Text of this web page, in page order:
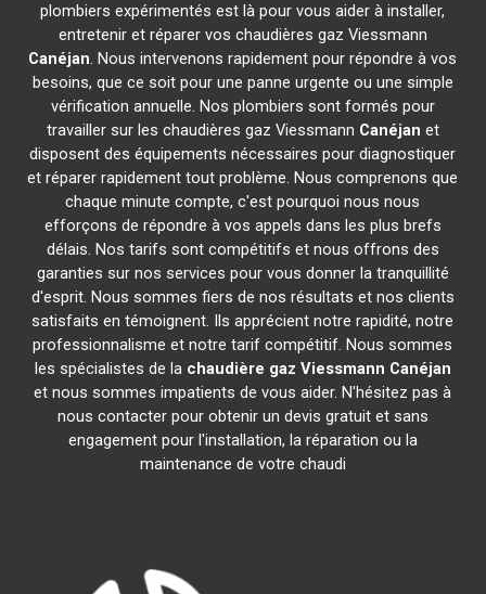
plombiers expérimentés est là pour vous aider à installer,
entretenir et réparer vos chaudières gaz Viessmann
Canéjan. Nous intervenons rapidement pour répondre à vos
besoins, que ce soit pour une panne urgente ou une simple
vérification annuelle. Nos plombiers sont formés pour
travailler sur les chaudières gaz Viessmann Canéjan et
disposent des équipements nécessaires pour diagnostiquer
et réparer rapidement tout problème. Nous comprenons que
chaque minute compte, c'est pourquoi nous nous
efforçons de répondre à vos appels dans les plus brefs
délais. Nos tarifs sont compétitifs et nous offrons des
garanties sur nos services pour vous donner la tranquillité
d'esprit. Nous sommes fiers de nos résultats et nos clients
satisfaits en témoignent. Ils apprécient notre rapidité, notre
professionnalisme et notre tarif compétitif. Nous sommes
les spécialistes de la chaudière gaz Viessmann Canéjan
et nous sommes impatients de vous aider. N'hésitez pas à
nous contacter pour obtenir un devis gratuit et sans
engagement pour l'installation, la réparation ou la
maintenance de votre chaudi